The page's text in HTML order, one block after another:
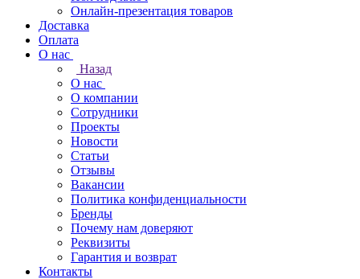
Онлайн-презентация товаров
Доставка
Оплата
О нас
Назад
О нас
О компании
Сотрудники
Проекты
Новости
Статьи
Отзывы
Вакансии
Политика конфиденциальности
Бренды
Почему нам доверяют
Реквизиты
Гарантия и возврат
Контакты